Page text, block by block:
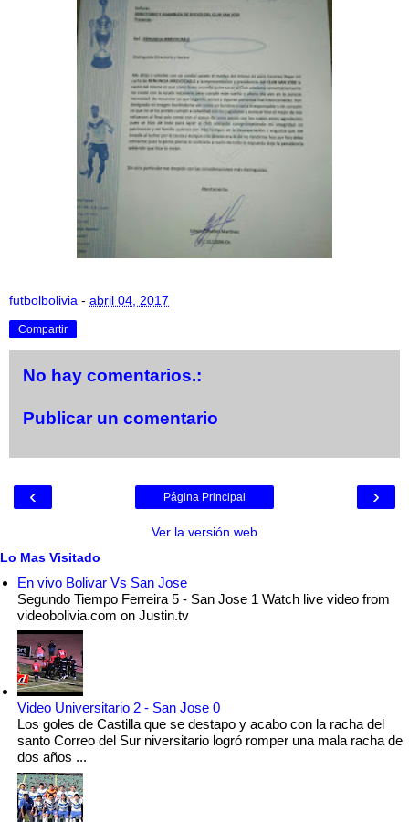
futbolbolivia - abril 04, 2017
Compartir
No hay comentarios.:
Publicar un comentario
‹ ›
Página Principal
Ver la versión web
Lo Mas Visitado
En vivo Bolivar Vs San Jose
Segundo Tiempo Ferreira 5 - San Jose 1 Watch live video from
videobolivia.com on Justin.tv
Video Universitario 2 - San Jose 0
Los goles de Castilla que se destapo y acabo con la racha del
santo Correo del Sur niversitario logró romper una mala racha de
dos años ...